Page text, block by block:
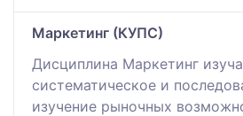
Маркетинг (КУПС)
Дисциплина Маркетинг
систематическое и
изучение рыночных